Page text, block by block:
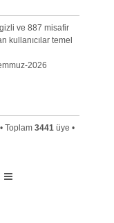
ve 887 misafir
kullanıcılar temel
2026
Toplam 3441üye •